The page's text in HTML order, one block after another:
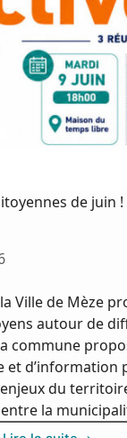
de juin !
Ville de Mèze
autour de
commune
et d’information
du
la